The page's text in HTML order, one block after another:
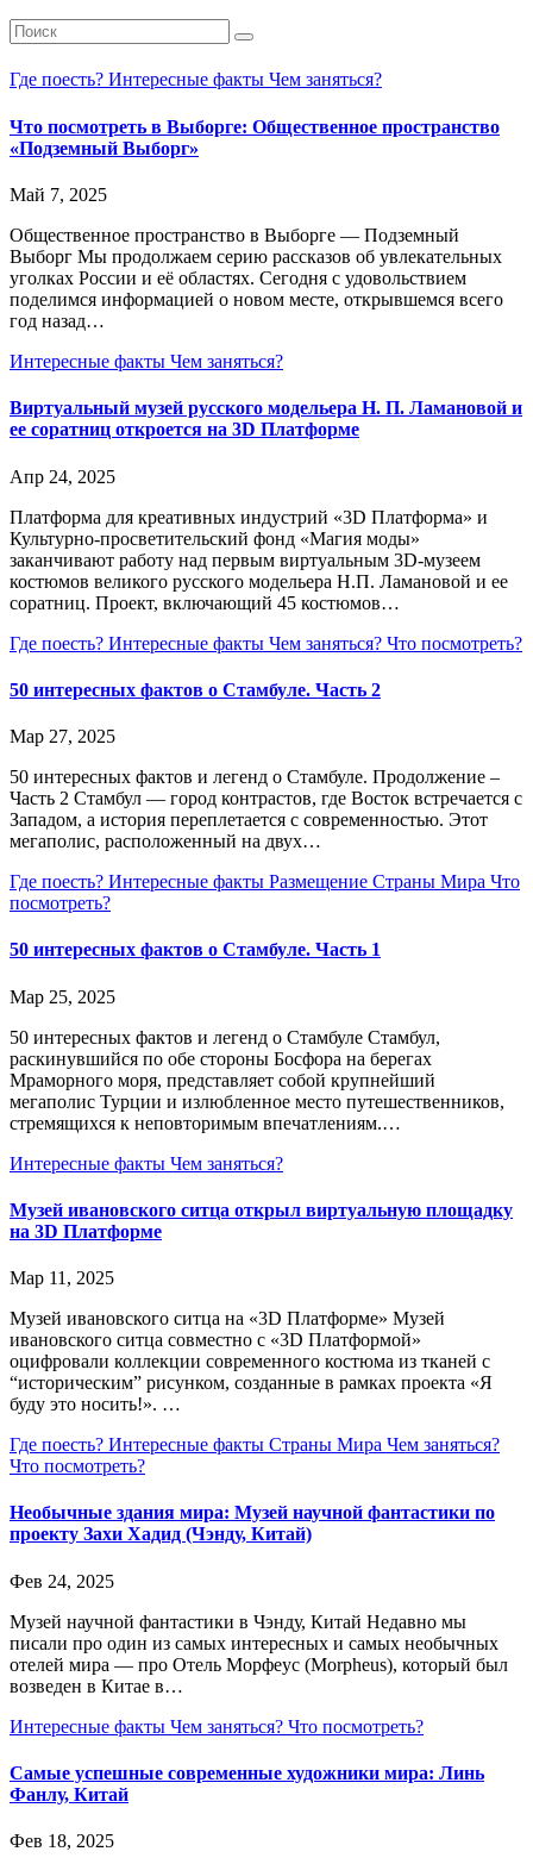
Где поесть? Интересные факты Чем заняться?
Что посмотреть в Выборге: Общественное пространство
«Подземный Выборг»
Май 7, 2025
Общественное пространство в Выборге — Подземный
Выборг Мы продолжаем серию рассказов об увлекательных
уголках России и её областях. Сегодня с удовольствием
поделимся информацией о новом месте, открывшемся всего
год назад…
Интересные факты Чем заняться?
Виртуальный музей русского модельера Н. П. Ламановой и
ее соратниц откроется на 3D Платформе
Апр 24, 2025
Платформа для креативных индустрий «3D Платформа» и
Культурно-просветительский фонд «Магия моды»
заканчивают работу над первым виртуальным 3D-музеем
костюмов великого русского модельера Н.П. Ламановой и ее
соратниц. Проект, включающий 45 костюмов…
Где поесть? Интересные факты Чем заняться? Что посмотреть?
50 интересных фактов о Стамбуле. Часть 2
Мар 27, 2025
50 интересных фактов и легенд о Стамбуле. Продолжение –
Часть 2 Стамбул — город контрастов, где Восток встречается с
Западом, а история переплетается с современностью. Этот
мегаполис, расположенный на двух…
Где поесть? Интересные факты Размещение Страны Мира Что
посмотреть?
50 интересных фактов о Стамбуле. Часть 1
Мар 25, 2025
50 интересных фактов и легенд о Стамбуле Стамбул,
раскинувшийся по обе стороны Босфора на берегах
Мраморного моря, представляет собой крупнейший
мегаполис Турции и излюбленное место путешественников,
стремящихся к неповторимым впечатлениям.…
Интересные факты Чем заняться?
Музей ивановского ситца открыл виртуальную площадку
на 3D Платформе
Мар 11, 2025
Музей ивановского ситца на «3D Платформе» Музей
ивановского ситца совместно с «3D Платформой»
оцифровали коллекции современного костюма из тканей с
“историческим” рисунком, созданные в рамках проекта «Я
буду это носить!». …
Где поесть? Интересные факты Страны Мира Чем заняться?
Что посмотреть?
Необычные здания мира: Музей научной фантастики по
проекту Захи Хадид (Чэнду, Китай)
Фев 24, 2025
Музей научной фантастики в Чэнду, Китай Недавно мы
писали про один из самых интересных и самых необычных
отелей мира — про Отель Морфеус (Morpheus), который был
возведен в Китае в…
Интересные факты Чем заняться? Что посмотреть?
Самые успешные современные художники мира: Линь
Фанлу, Китай
Фев 18, 2025